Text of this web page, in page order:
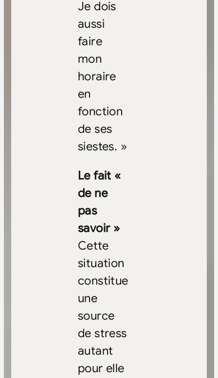
Je dois
aussi
faire
mon
horaire
en
fonction
de ses
siestes. »
Le fait «
de ne
pas
savoir »
Cette
situation
constitue
une
source
de stress
autant
pour elle